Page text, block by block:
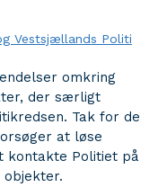
Vestsjællands Politi
omkring
der særligt
Tak for de
at løse
kontakte Politiet på
objekter.